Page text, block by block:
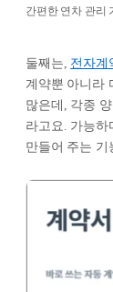
간편한 연차 관리
둘째는, 전자계
계약뿐 아니라
많은데, 각종
라고요. 가능하
만들어 주는 기